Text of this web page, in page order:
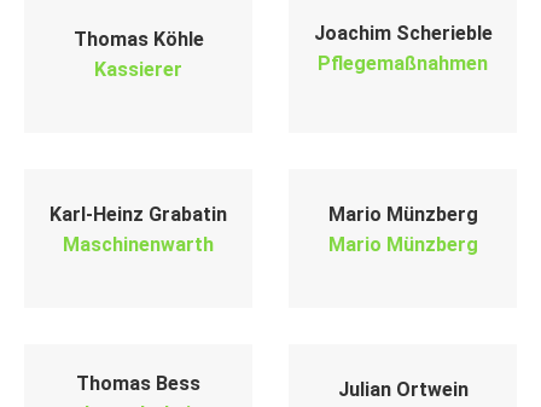
Thomas Köhle
Kassierer
Joachim Scherieble
Pflegemaßnahmen
Karl-Heinz Grabatin
Maschinenwarth
Mario Münzberg
Mario Münzberg
Thomas Bess
Julian Ortwein